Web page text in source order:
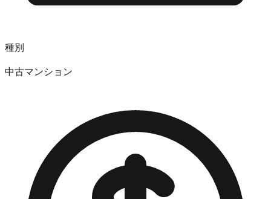
種別
中古マンション